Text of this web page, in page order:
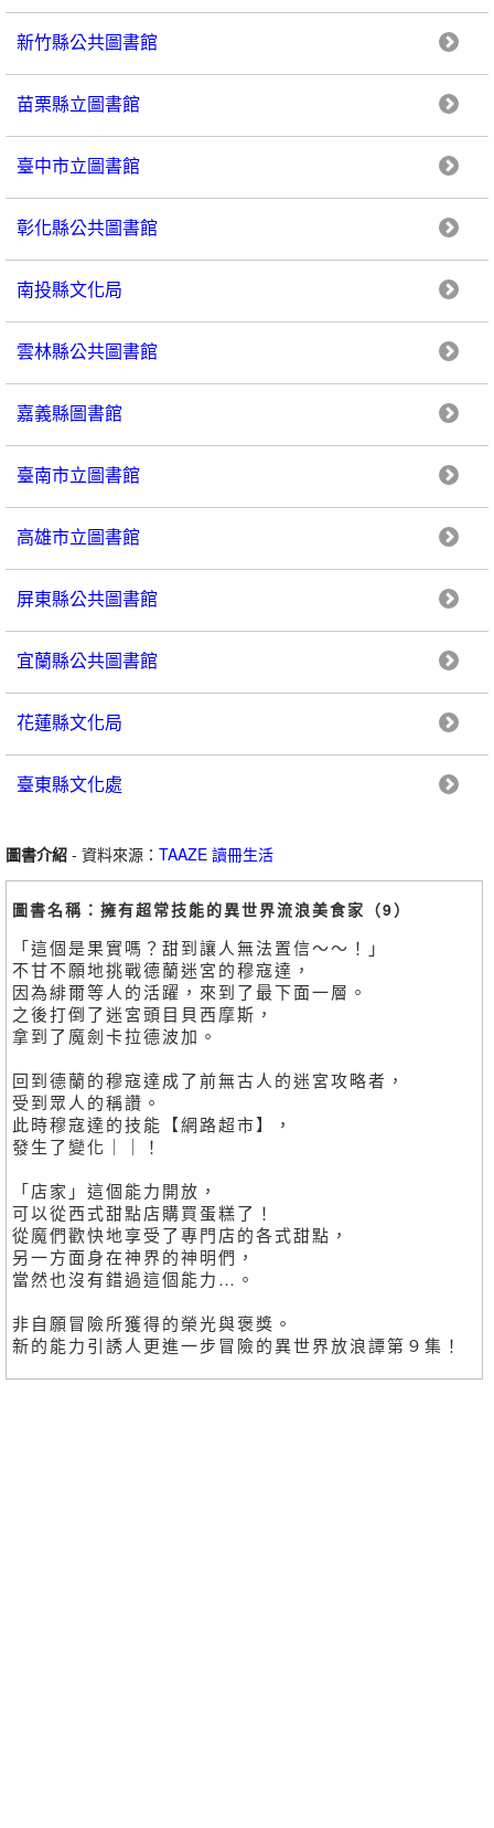
新竹縣公共圖書館
苗栗縣立圖書館
臺中市立圖書館
彰化縣公共圖書館
南投縣文化局
雲林縣公共圖書館
嘉義縣圖書館
臺南市立圖書館
高雄市立圖書館
屏東縣公共圖書館
宜蘭縣公共圖書館
花蓮縣文化局
臺東縣文化處
圖書介紹 - 資料來源： TAAZE 讀冊生活
圖書名稱：擁有超常技能的異世界流浪美食家（9）
「這個是果實嗎？甜到讓人無法置信～～！」
不甘不願地挑戰德蘭迷宮的穆寇達，
因為緋爾等人的活躍，來到了最下面一層。
之後打倒了迷宮頭目貝西摩斯，
拿到了魔劍卡拉德波加。
回到德蘭的穆寇達成了前無古人的迷宮攻略者，
受到眾人的稱讚。
此時穆寇達的技能【網路超市】，
發生了變化｜｜！
「店家」這個能力開放，
可以從西式甜點店購買蛋糕了！
從魔們歡快地享受了專門店的各式甜點，
另一方面身在神界的神明們，
當然也沒有錯過這個能力…。
非自願冒險所獲得的榮光與褒獎。
新的能力引誘人更進一步冒險的異世界放浪譚第９集！